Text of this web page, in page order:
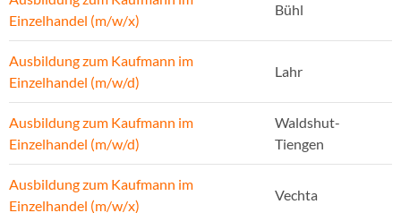
Einzelhandel (m/w/x)
Bühl
Ausbildung zum Kaufmann im
Einzelhandel (m/w/d)
Lahr
Ausbildung zum Kaufmann im
Einzelhandel (m/w/d)
Waldshut-
Tiengen
Ausbildung zum Kaufmann im
Einzelhandel (m/w/x)
Vechta